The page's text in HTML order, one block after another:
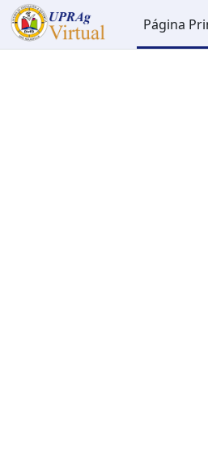
Salta al contenido principal
Página